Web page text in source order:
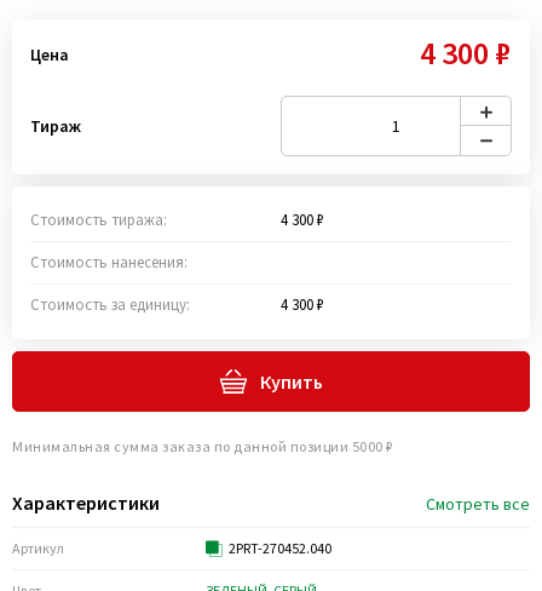
Характеристики Смотреть все
Артикул 2PRT-270452.040
Цена 4 300 ₽
Тираж
Стоимость тиража: 4 300 ₽
Стоимость нанесения:
Стоимость за единицу: 4 300 ₽
Купить
Минимальная сумма заказа по данной позиции 5000 ₽